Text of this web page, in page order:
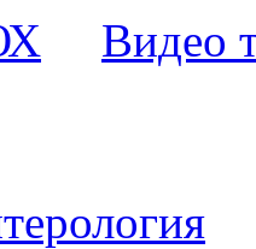
Видео